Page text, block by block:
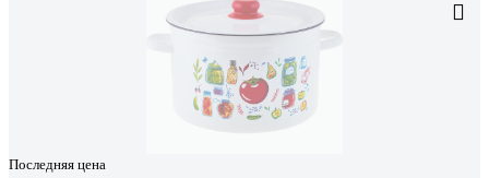
Последняя цена